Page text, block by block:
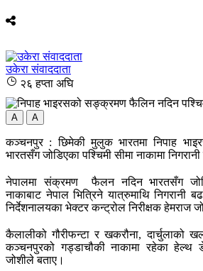
उकेरा संवाददाता
२६ हप्ता अघि
A A
कञ्चनपुर : छिमेकी मुलुक भारतमा निपाह
भारतसँग जोडिएका पश्चिमी सीमा नाकामा
नेपालमा संक्रमण फैलन नदिन भारतसँग
नाकाबाट नेपाल भित्रिने यात्रुमाथि निगरानी
निर्देशनालयका भेक्टर कन्ट्रोल निरीक्षक हेमराज
कैलालीको गौरीफन्टा र खकरौना, दार्चुलाको
कञ्चनपुरको गड्डाचौकी नाकामा रहेका हेल्थ
जोशीले बताए।